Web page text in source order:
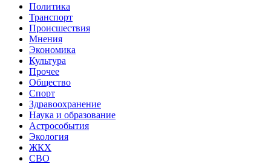
Политика
Транспорт
Происшествия
Мнения
Экономика
Культура
Прочее
Общество
Спорт
Здравоохранение
Наука и образование
Астрособытия
Экология
ЖКХ
СВО